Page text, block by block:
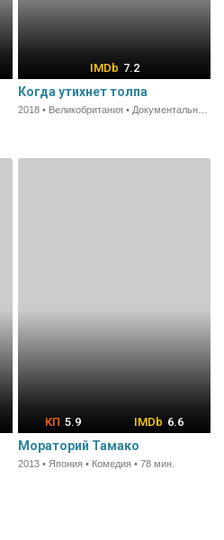
7.2
Когда утихнет толпа
5.9 6.6
Мораторий Тамако
2013 • Япония • Комедия • 78 мин.